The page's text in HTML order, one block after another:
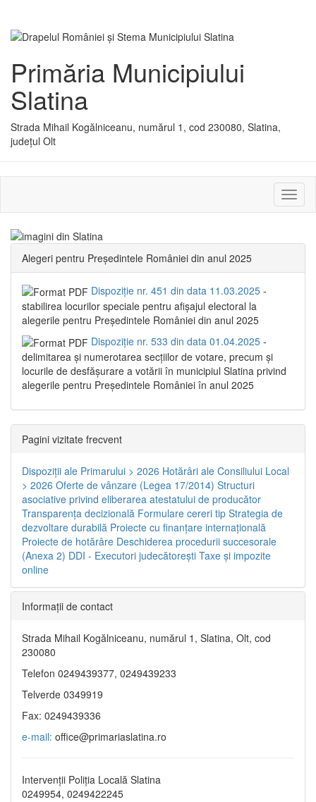
Primăria Municipiului
Slatina
Strada Mihail Kogălniceanu, numărul 1, cod 230080, Slatina,
județul Olt
sau
Alegeri pentru Președintele României din anul 2025
Dispoziție nr. 451 din data 11.03.2025 -
stabilirea locurilor speciale pentru afișajul electoral la
alegerile pentru Președintele României din anul 2025
Dispoziție nr. 533 din data 01.04.2025 -
delimitarea şi numerotarea secţiilor de votare, precum şi
locurile de desfăşurare a votării în municipiul Slatina privind
alegerile pentru Preşedintele României în anul 2025
Pagini vizitate frecvent
Dispoziţii ale Primarului > 2026 Hotărâri ale Consiliului Local
> 2026 Oferte de vânzare (Legea 17/2014) Structuri
asociative privind eliberarea atestatului de producător
Transparenţa decizională Formulare cereri tip Strategia de
dezvoltare durabilă Proiecte cu finanţare internaţională
Proiecte de hotărâre Deschiderea procedurii succesorale
(Anexa 2) DDI - Executori judecătorești Taxe şi impozite
online
Informaţii de contact
Strada Mihail Kogălniceanu, numărul 1, Slatina, Olt, cod
230080
Telefon 0249439377, 0249439233
Telverde 0349919
Fax: 0249439336
e-mail: office@primariaslatina.ro
Intervenții Poliția Locală Slatina
0249954, 0249422245